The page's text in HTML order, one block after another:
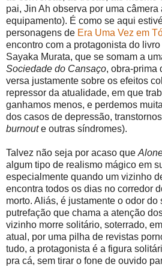
pai, Jin Ah observa por uma
equipamento). É como se aqui
personagens de Era Uma Vez em
encontro com a protagonista do livro
Sayaka Murata, que se somam a
Sociedade do Cansaço, obra-prima
versa justamente sobre os efeitos
repressor da atualidade, em que
ganhamos menos, e perdemos
dos casos de depressão,
burnoute outras síndromes).
Talvez não seja por acaso que
algum tipo de realismo mágico em
especialmente quando um vizinho
encontra todos os dias no corredor
morto. Aliás, é justamente o odor do
putrefação que chama a atenção
vizinho morre solitário, soterrado,
atual, por uma pilha de revistas
tudo, a protagonista é a figura
pra cá, sem tirar o fone de ouvido